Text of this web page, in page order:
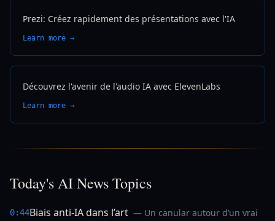
Prezi: Créez rapidement des présentations avec l'IA
Learn more →
Découvrez l'avenir de l'audio IA avec ElevenLabs
Learn more →
Today's AI News Topics
0:44Biais anti‑IA dans l’art — Un canular autour d’un vrai